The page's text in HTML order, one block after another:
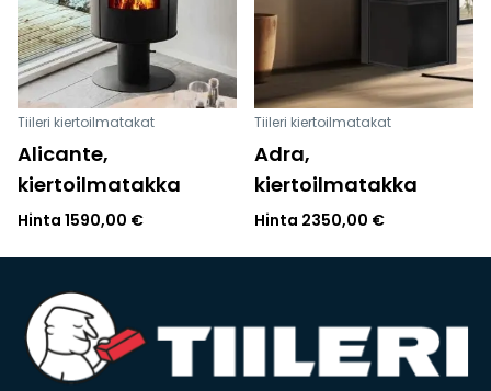
Tiileri kiertoilmatakat
Alicante,
kiertoilmatakka
Hinta 1590,00 €
Tiileri kiertoilmatakat
Adra,
kiertoilmatakka
Hinta 2350,00 €